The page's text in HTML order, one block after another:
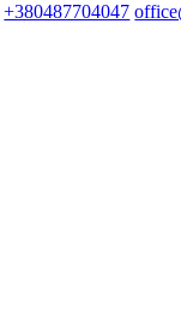
+380487704047